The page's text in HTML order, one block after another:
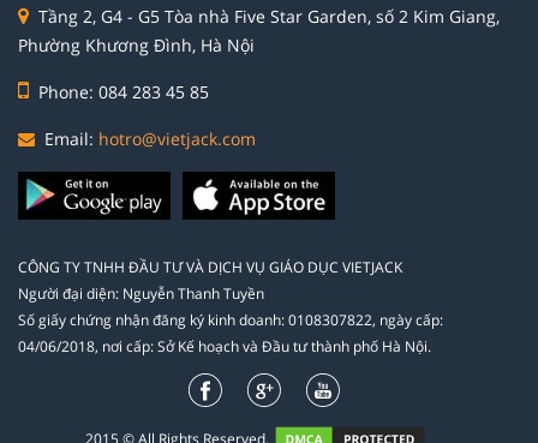
Tầng 2, G4 - G5 Tòa nhà Five Star Garden, số 2 Kim Giang,
Phường Khương Đình, Hà Nội
Phone: 084 283 45 85
Email: hotro@vietjack.com
CÔNG TY TNHH ĐẦU TƯ VÀ DỊCH VỤ GIÁO DỤC VIETJACK
Người đại diện: Nguyễn Thanh Tuyền
Số giấy chứng nhận đăng ký kinh doanh: 0108307822, ngày cấp:
04/06/2018, nơi cấp: Sở Kế hoạch và Đầu tư thành phố Hà Nội.
2015 © All Rights Reserved.